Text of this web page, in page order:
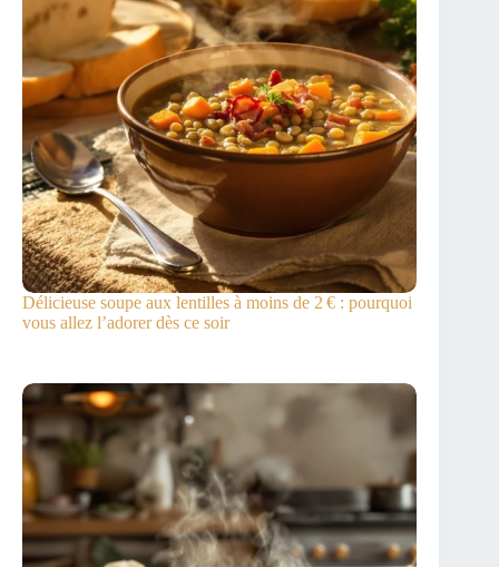
Délicieuse soupe aux lentilles à moins de 2 € : pourquoi
vous allez l’adorer dès ce soir